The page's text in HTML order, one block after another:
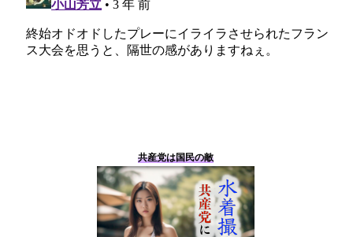
共産党は国民の敵